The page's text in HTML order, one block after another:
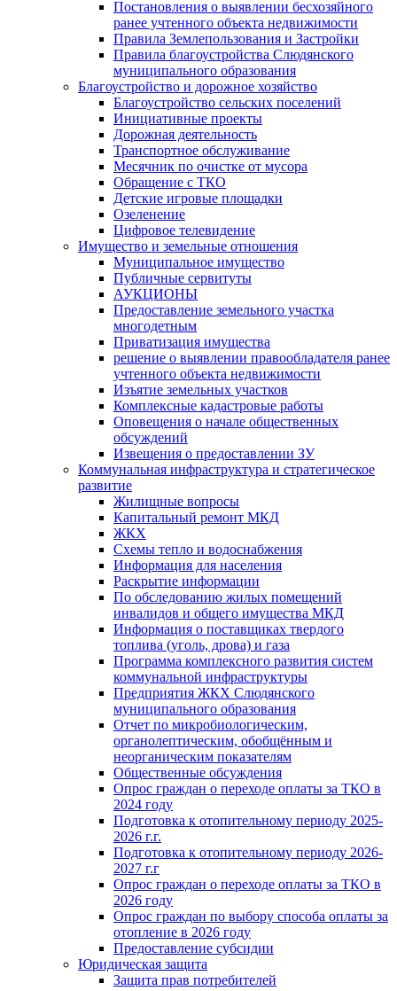
Постановления о выявлении бесхозяйного
ранее учтенного объекта недвижимости
Правила Землепользования и Застройки
Правила благоустройства Слюдянского
муниципального образования
Благоустройство и дорожное хозяйство
Благоустройство сельских поселений
Инициативные проекты
Дорожная деятельность
Транспортное обслуживание
Месячник по очистке от мусора
Обращение с ТКО
Детские игровые площадки
Озеленение
Цифровое телевидение
Имущество и земельные отношения
Муниципальное имущество
Публичные сервитуты
АУКЦИОНЫ
Предоставление земельного участка
многодетным
Приватизация имущества
решение о выявлении правообладателя ранее
учтенного объекта недвижимости
Изъятие земельных участков
Комплексные кадастровые работы
Оповещения о начале общественных
обсуждений
Извещения о предоставлении ЗУ
Коммунальная инфраструктура и стратегическое
развитие
Жилищные вопросы
Капитальный ремонт МКД
ЖКХ
Схемы тепло и водоснабжения
Информация для населения
Раскрытие информации
По обследованию жилых помещений
инвалидов и общего имущества МКД
Информация о поставщиках твердого
топлива (уголь, дрова) и газа
Программа комплексного развития систем
коммунальной инфраструктуры
Предприятия ЖКХ Слюдянского
муниципального образования
Отчет по микробиологическим,
органолептическим, обобщённым и
неорганическим показателям
Общественные обсуждения
Опрос граждан о переходе оплаты за ТКО в
2024 году
Подготовка к отопительному периоду 2025-
2026 г.г.
Подготовка к отопительному периоду 2026-
2027 г.г
Опрос граждан о переходе оплаты за ТКО в
2026 году
Опрос граждан по выбору способа оплаты за
отопление в 2026 году
Предоставление субсидии
Юридическая защита
Защита прав потребителей